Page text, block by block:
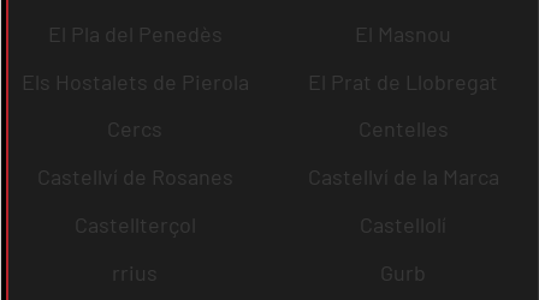
El Pla del Penedès
El Masnou
Els Hostalets de Pierola
El Prat de Llobregat
Cercs
Centelles
Castellví de Rosanes
Castellví de la Marca
Castellterçol
Castellolí
rrius
Gurb